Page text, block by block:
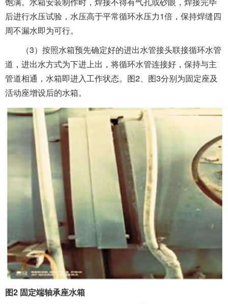
后进行水压试验，水压高于平常循环水压力1倍，保持焊缝四
周不漏水即为可行。
（3）按照水箱预先确定好的进出水管接头联接循环水管
道，进出水方式为下进上出，将循环水管连接好，保持与主
管道相通，水箱即进入工作状态。图2、图3分别为固定座及
活动座增设后的水箱。
图2 固定端轴承座水箱